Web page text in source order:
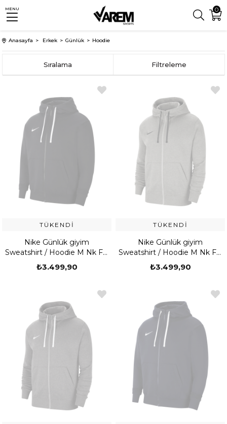
0
MENU
Anasayfa Erkek Günlük Hoodie
Filtreleme
Sıralama
TÜKENDI
Nike Günlük giyim
Sweatshirt / Hoodie M Nk Flc
Park20 Fz Hoodie
₺3.499,90
TÜKENDI
Nike Günlük giyim
Sweatshirt / Hoodie M Nk Flc
Park20 Fz Hoodie
₺3.499,90